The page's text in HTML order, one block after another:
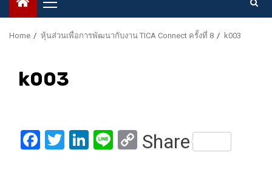
Primary
Menu
Home หุ้นส่วนเพื่อการพัฒนากับงาน TICA Connect ครั้งที่ ​8 k003
k003
Facebook
Twitter
LinkedIn
LineCopy
Share